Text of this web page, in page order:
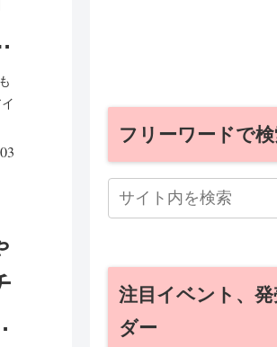
フリーワードで
注目イベント、
ダー